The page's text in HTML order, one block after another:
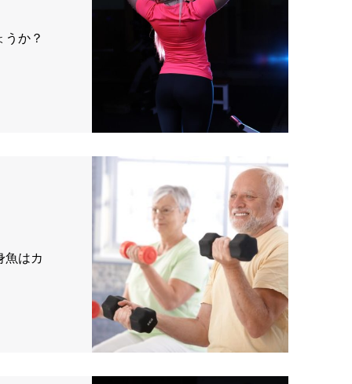
魚はカ